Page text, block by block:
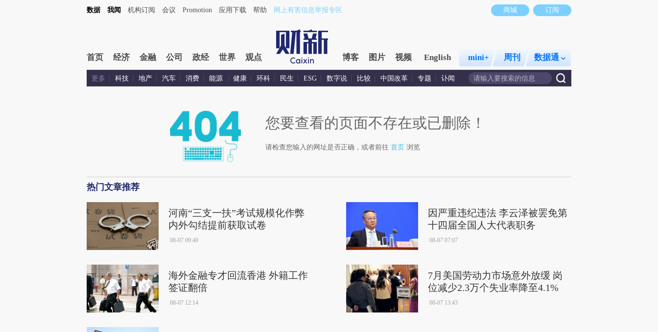
商城 订阅
数据 我闻 机构订阅 会议 Promotion 应用下载 帮助 网上有害信息举报专区
首页 经济 金融 公司 政经 世界 观点 博客 图片 视频 English mini+ 周刊 数据通
更多 科技 地产 汽车 消费 能源 健康 环科 民生 ESG 数字说 比较 中国改革 专题 讣闻
您要查看的页面不存在或已删除！
请检查您输入的网址是否正确，或者前往 首页 浏览
热门文章推荐
河南“三支一扶”考试规模化作弊
内外勾结提前获取试卷
08-07 09:40
因严重违纪违法 李云泽被罢免第
十四届全国人大代表职务
08-07 07:07
海外金融专才回流香港 外籍工作
签证翻倍
08-07 12:14
7月美国劳动力市场意外放缓 岗
位减少2.3万个失业率降至4.1%
08-07 13:43